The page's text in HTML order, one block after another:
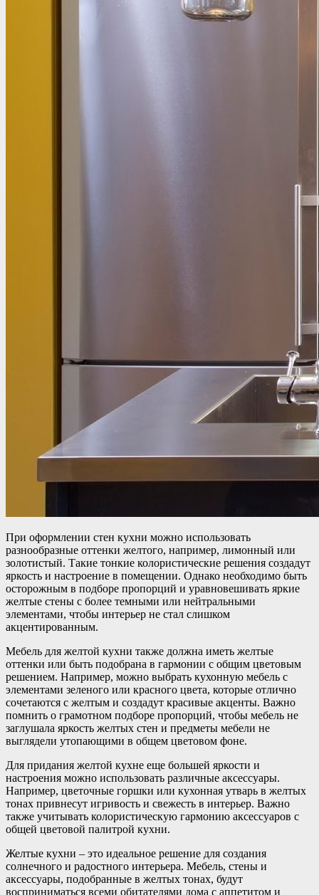
При оформлении стен кухни можно использовать
разнообразные оттенки желтого, например, лимонный или
золотистый. Такие тонкие колористические решения создадут
яркость и настроение в помещении. Однако необходимо быть
осторожным в подборе пропорций и уравновешивать яркие
желтые стены с более темными или нейтральными
элементами, чтобы интерьер не стал слишком
акцентированным.
Мебель для желтой кухни также должна иметь желтые
оттенки или быть подобрана в гармонии с общим цветовым
решением. Например, можно выбрать кухонную мебель с
элементами зеленого или красного цвета, которые отлично
сочетаются с желтым и создадут красивые акценты. Важно
помнить о грамотном подборе пропорций, чтобы мебель не
заглушала яркость желтых стен и предметы мебели не
выглядели утопающими в общем цветовом фоне.
Для придания желтой кухне еще большей яркости и
настроения можно использовать различные аксессуары.
Например, цветочные горшки или кухонная утварь в желтых
тонах привнесут игривость и свежесть в интерьер. Важно
также учитывать колористическую гармонию аксессуаров с
общей цветовой палитрой кухни.
Желтые кухни – это идеальное решение для создания
солнечного и радостного интерьера. Мебель, стены и
аксессуары, подобранные в желтых тонах, будут
восприниматься всеми обитателями дома с аппетитом и